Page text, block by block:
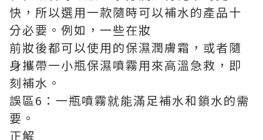
快，所以選用一款隨時可以補水的產品十
分必要。例如，一些在妝
前妝後都可以使用的保濕潤膚霜，或者隨
身攜帶一小瓶保濕噴霧用來高溫急救，即
刻補水。
誤區6：一瓶噴霧就能滿足補水和鎖水的需
要。
正解